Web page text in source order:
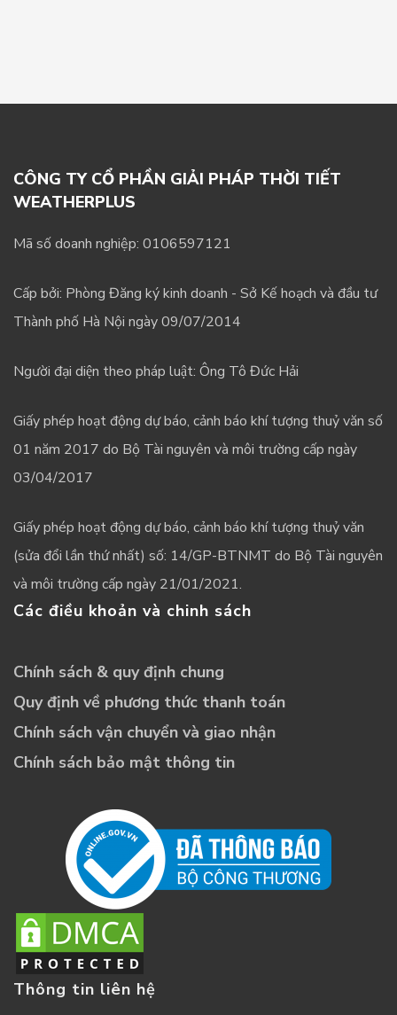
CÔNG TY CỔ PHẦN GIẢI PHÁP THỜI TIẾT
WEATHERPLUS
Mã số doanh nghiệp: 0106597121
Cấp bởi: Phòng Đăng ký kinh doanh - Sở Kế hoạch và đầu tư
Thành phố Hà Nội ngày 09/07/2014
Người đại diện theo pháp luật: Ông Tô Đức Hải
Giấy phép hoạt động dự báo, cảnh báo khí tượng thuỷ văn số
01 năm 2017 do Bộ Tài nguyên và môi trường cấp ngày
03/04/2017
Giấy phép hoạt động dự báo, cảnh báo khí tượng thuỷ văn
(sửa đổi lần thứ nhất) số: 14/GP-BTNMT do Bộ Tài nguyên
và môi trường cấp ngày 21/01/2021.
Các điều khoản và chinh sách
Chính sách & quy định chung
Quy định về phương thức thanh toán
Chính sách vận chuyển và giao nhận
Chính sách bảo mật thông tin
Thông tin liên hệ